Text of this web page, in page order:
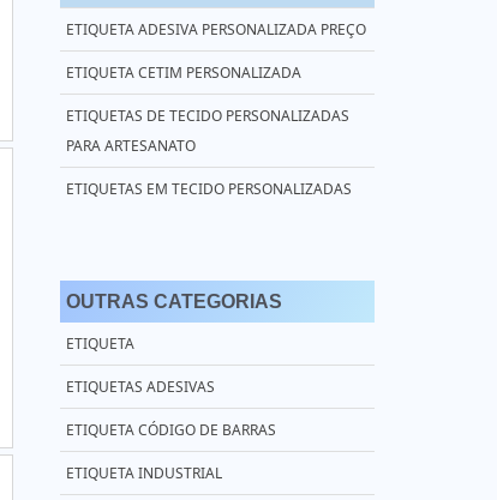
ETIQUETA ADESIVA PERSONALIZADA PREÇO
ETIQUETA CETIM PERSONALIZADA
ETIQUETAS DE TECIDO PERSONALIZADAS
PARA ARTESANATO
ETIQUETAS EM TECIDO PERSONALIZADAS
ETIQUETAS ADESIVAS PERSONALIZADAS SP
ETIQUETA TAG PERSONALIZADA
ETIQUETAS DE PAPEL PERSONALIZADAS
ETIQUETAS ADESIVAS PERSONALIZADAS
PARA ALIMENTOS
OUTRAS CATEGORIAS
ETIQUETA
ETIQUETAS ADESIVAS
ETIQUETA CÓDIGO DE BARRAS
ETIQUETA INDUSTRIAL